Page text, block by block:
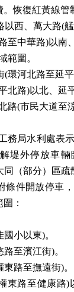
恢復紅黃線管
以西、萬大路(
至中華路)以南
範圍。
(環河北路至延
北路)以北、延
路(市民大道至
務局水利處表
堤外停放車輛
（部分）區疏
條件開放停車
：
小以東)。
至濱江街)。
路至撫遠街)。
東路至健康路)